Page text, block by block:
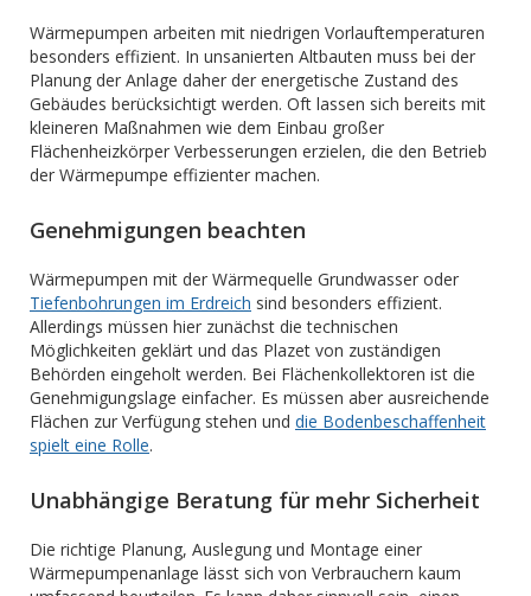
Wärmepumpen arbeiten mit niedrigen Vorlauftemperaturen
besonders effizient. In unsanierten Altbauten muss bei der
Planung der Anlage daher der energetische Zustand des
Gebäudes berücksichtigt werden. Oft lassen sich bereits mit
kleineren Maßnahmen wie dem Einbau großer
Flächenheizkörper Verbesserungen erzielen, die den Betrieb
der Wärmepumpe effizienter machen.
Genehmigungen beachten
Wärmepumpen mit der Wärmequelle Grundwasser oder
Tiefenbohrungen im Erdreich sind besonders effizient.
Allerdings müssen hier zunächst die technischen
Möglichkeiten geklärt und das Plazet von zuständigen
Behörden eingeholt werden. Bei Flächenkollektoren ist die
Genehmigungslage einfacher. Es müssen aber ausreichende
Flächen zur Verfügung stehen und die Bodenbeschaffenheit
spielt eine Rolle.
Unabhängige Beratung für mehr Sicherheit
Die richtige Planung, Auslegung und Montage einer
Wärmepumpenanlage lässt sich von Verbrauchern kaum